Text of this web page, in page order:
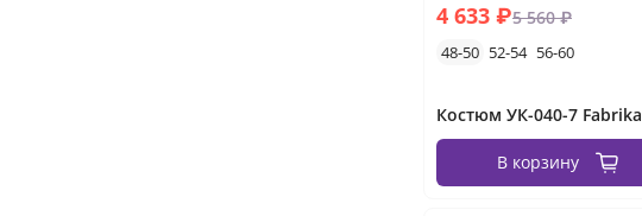
4 633 ₽5 560 ₽
48-50 52-54 56-60
Костюм УК-040-7 Fabrika
В корзину